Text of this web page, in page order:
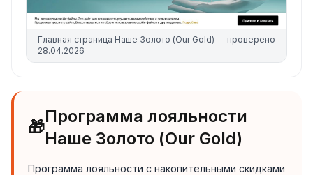
Главная страница Наше Золото (Our Gold) — проверено
28.04.2026
🎁
Программа лояльности
Наше Золото (Our Gold)
Программа лояльности с накопительными скидками